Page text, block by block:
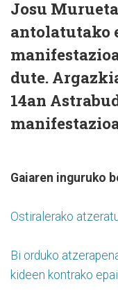
Josu
antolatutako
dute.
14an
Gaiaren inguruko
Ostiralerako
Bi orduko
kideen kontrako